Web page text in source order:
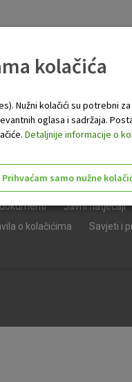
Javni natječaji
o kolačićima
Savjeti i
kolačića
Nužni kolačići su potrebni
oglasa i sadržaja.
Detaljnije informacije o
Prihvaćam samo nužne